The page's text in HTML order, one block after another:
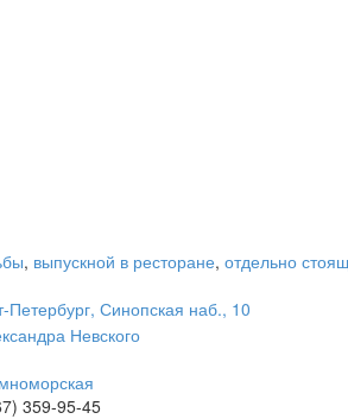
, выпускной в ресторане, отдельно
Петербург, Синопская наб., 10
Невского
359-95-45